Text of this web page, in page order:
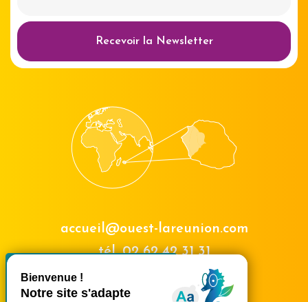
Masquer le
Recevoir la Newsletter
accueil@ouest-lareunion.com
tél.02 62 42 31 31
Nous rencontrer